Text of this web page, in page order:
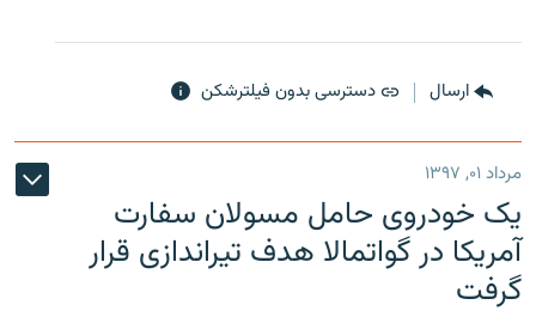
ارسال دسترسی بدون فیلترشکن
مرداد ۰۱, ۱۳۹۷
یک خودروی حامل مسولان سفارت
آمریکا در گواتمالا هدف تیراندازی قرار
گرفت